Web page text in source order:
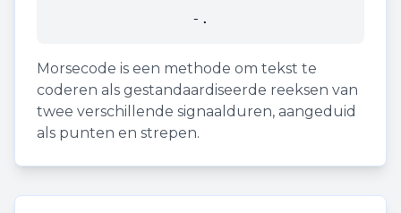
-.
Morsecode is een methode om tekst te
coderen als gestandaardiseerde reeksen van
twee verschillende signaalduren, aangeduid
als punten en strepen.